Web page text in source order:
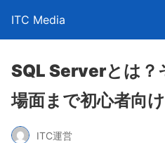
ITC Media
SQL Serverとは？
場面まで初心者向
ITC運営